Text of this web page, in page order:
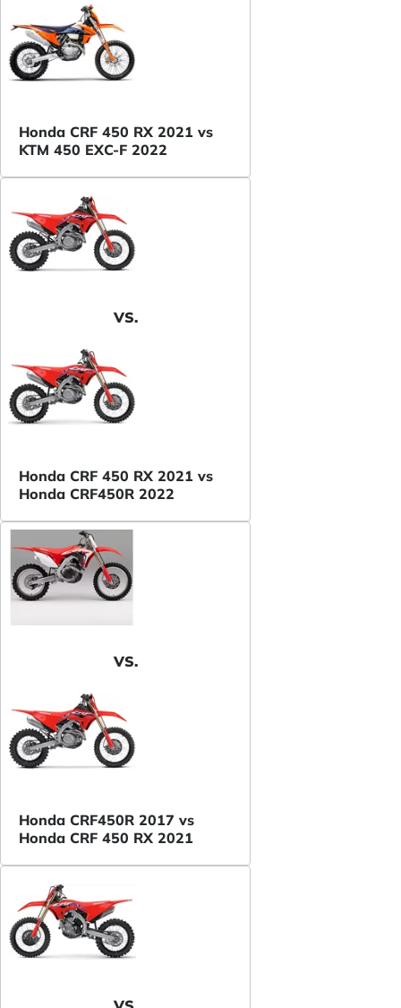
Honda CRF 450 RX 2021 vs
KTM 450 EXC-F 2022
VS.
Honda CRF 450 RX 2021 vs
Honda CRF450R 2022
VS.
Honda CRF450R 2017 vs
Honda CRF 450 RX 2021